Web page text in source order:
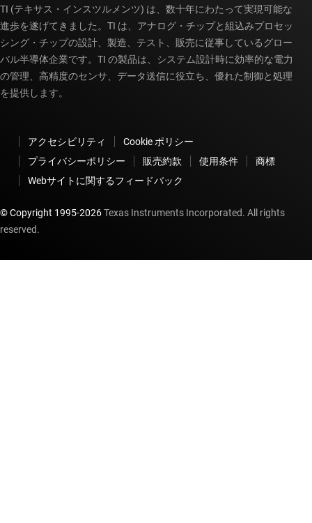
TI (テキサス・インスツルメンツ) は、数十年にわたって実現可能な
進歩を遂げてきました。TI は、アナログ・チップと組込みプロセッ
シング・チップの設計、製造、テスト、販売に従事しているグロー
バル半導体企業です。TI の製品は、システム設計時に効率的な電力
の管理、高精度のセンサ、データ送信に役立ち、優れた制御と処理
を提供します。
アクセシビリティ
Cookie ポリシー
プライバシーポリシー
販売約款 使用条件
商標
Webサイトに関するフィードバック
© Copyright 1995-2026Texas Instruments Incorporated. All rights
reserved.